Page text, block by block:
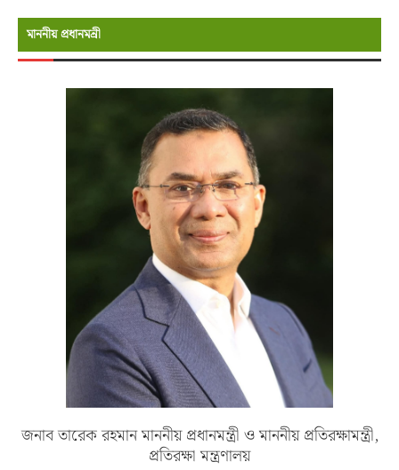
মাননীয় প্রধানমন্রী
জনাব তারেক রহমান মাননীয় প্রধানমন্ত্রী ও মাননীয় প্রতিরক্ষামন্ত্রী,
প্রতিরক্ষা মন্ত্রণালয়